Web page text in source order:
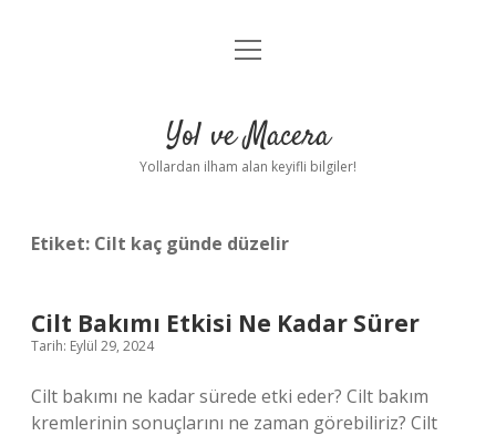
Anasayfa
Yasal Uyarı
menüyü
Yol ve Macera
Yollardan ilham alan keyifli bilgiler!
Etiket: Cilt kaç günde düzelir
Cilt Bakımı Etkisi Ne Kadar Sürer
Tarih: Eylül 29, 2024
Cilt bakımı ne kadar sürede etki eder? Cilt bakım
kremlerinin sonuçlarını ne zaman görebiliriz? Cilt